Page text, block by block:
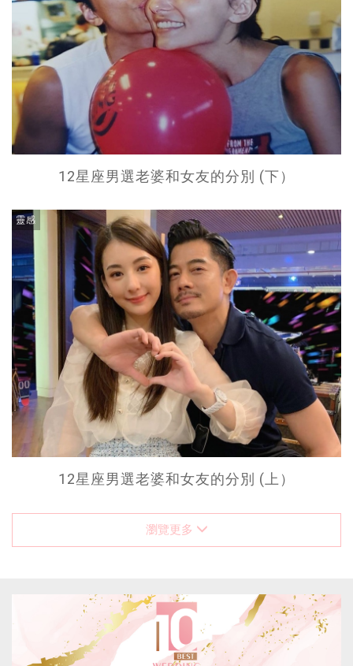
12星座男選老婆和女友的分別 (下）
靈感
12星座男選老婆和女友的分別 (上）
瀏覽更多